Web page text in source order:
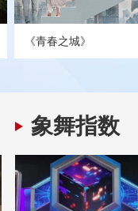
《青春之城》
象舞指数